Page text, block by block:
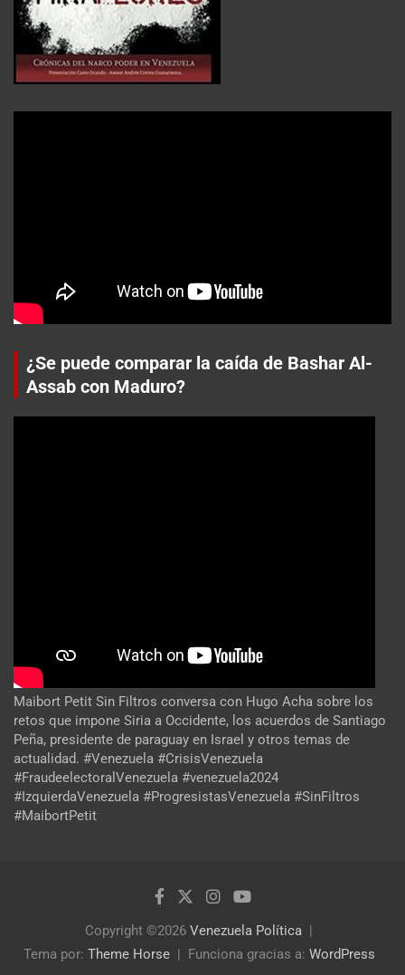
¿Se puede comparar la caída de Bashar Al-
Assab con Maduro?
Maibort Petit Sin Filtros conversa con Hugo Acha sobre los
retos que impone Siria a Occidente, los acuerdos de Santiago
Peña, presidente de paraguay en Israel y otros temas de
actualidad. #Venezuela #CrisisVenezuela
#FraudeelectoralVenezuela #venezuela2024
#IzquierdaVenezuela #ProgresistasVenezuela #SinFiltros
#MaibortPetit
Copyright ©2026 Venezuela Política
Tema por: Theme Horse Funciona gracias a: WordPress